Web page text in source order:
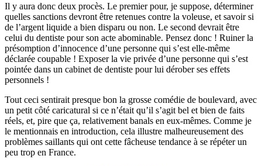
Il y aura donc deux procès. Le premier pour, je suppose, déterminer
quelles sanctions devront être retenues contre la voleuse, et savoir si
de l’argent liquide a bien disparu ou non. Le second devrait être
celui du dentiste pour son acte abominable. Pensez donc ! Ruiner la
présomption d’innocence d’une personne qui s’est elle-même
déclarée coupable ! Exposer la vie privée d’une personne qui s’est
pointée dans un cabinet de dentiste pour lui dérober ses effets
personnels !
Tout ceci sentirait presque bon la grosse comédie de boulevard, avec
un petit côté caricatural si ce n’était qu’il s’agit bel et bien de faits
réels, et, pire que ça, relativement banals en eux-mêmes. Comme je
le mentionnais en introduction, cela illustre malheureusement des
problèmes saillants qui ont cette fâcheuse tendance à se répéter un
peu trop en France.